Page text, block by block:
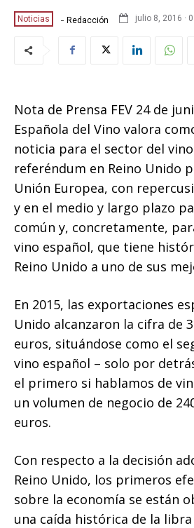
Noticias - Redacción julio 8, 2016 ·
Nota de Prensa FEV 24 de
Española del Vino valora
noticia para el sector del
referéndum en Reino Unido
Unión Europea, con
y en el medio y largo plazo
común y, concretamente,
vino español, que tiene
Reino Unido a uno de sus
En 2015, las exportaciones
Unido alcanzaron la cifra de
euros, situándose como el
vino español – solo por
el primero si hablamos de
un volumen de negocio de
euros.
Con respecto a la decisión
Reino Unido, los primeros
sobre la economía se están
una caída histórica de la